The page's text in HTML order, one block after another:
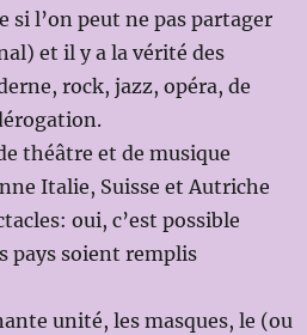
si l’on peut ne pas partager
et il y a la vérité des
rock, jazz, opéra, de
théâtre et de musique
Italie, Suisse et Autriche
oui, c’est possible
pays soient remplis
unité, les masques, le (ou